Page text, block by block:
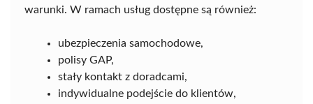
warunki. W ramach usług dostępne są również:
ubezpieczenia samochodowe,
polisy GAP,
stały kontakt z doradcami,
indywidualne podejście do klientów,